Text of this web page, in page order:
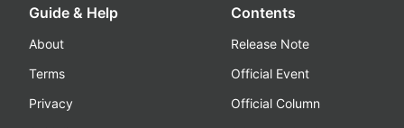
Guide & Help
About
Terms
Privacy
Contents
Release Note
Official Event
Official Column